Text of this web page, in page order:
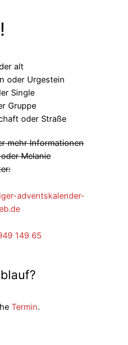
alt
oder Urgestein
Single
Gruppe
oder Straße
mehr Informationen
Melanie
adventskalender-
149 65
Termin.